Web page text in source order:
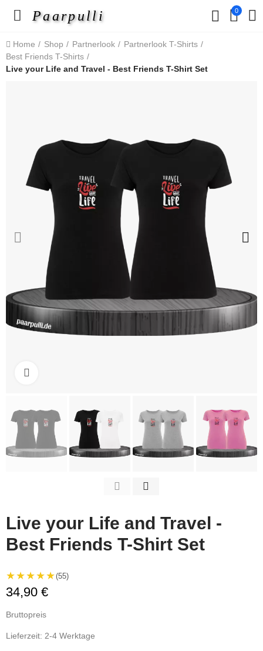
Paarpulli 0
Home Shop Partnerlook
Partnerlook T-Shirts
Best Friends T-Shirts
Live your Life and Travel - Best Friends T-Shirt Set
Live your Life and Travel -
Best Friends T-Shirt Set
★★★★★(55)
34,90 €
Bruttopreis
Lieferzeit: 2-4 Werktage